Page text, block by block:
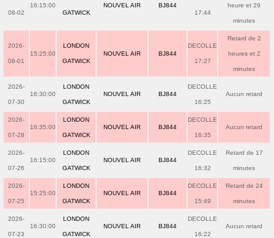
08-02
16:15:00
GATWICK
NOUVEL AIR BJ844
17:44
heure et 29
minutes
2026-
08-01
15:25:00
LONDON
GATWICK
NOUVEL AIR BJ844
DECOLLE
17:27
Retard de 2
heures et 2
minutes
2026-
07-30
16:30:00
LONDON
GATWICK
NOUVEL AIR BJ844
DECOLLE
16:25
Aucun retard
2026-
07-28
16:35:00
LONDON
GATWICK
NOUVEL AIR BJ844
DECOLLE
16:35
Aucun retard
2026-
07-26
16:15:00
LONDON
GATWICK
NOUVEL AIR BJ844
DECOLLE
16:32
Retard de 17
minutes
2026-
07-25
15:25:00
LONDON
GATWICK
NOUVEL AIR BJ844
DECOLLE
15:49
Retard de 24
minutes
2026-
07-23
16:30:00
LONDON
GATWICK
NOUVEL AIR BJ844
DECOLLE
16:22
Aucun retard